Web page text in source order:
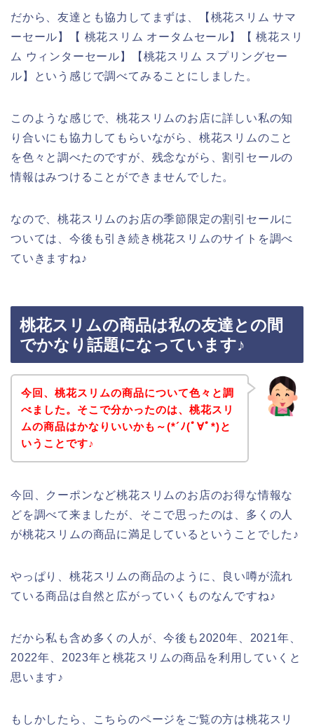
だから、友達とも協力してまずは、【桃花スリム サマ
ーセール】【 桃花スリム オータムセール】【 桃花スリ
ム ウィンターセール】【桃花スリム スプリングセー
ル】という感じで調べてみることにしました。
このような感じで、桃花スリムのお店に詳しい私の知
り合いにも協力してもらいながら、桃花スリムのこと
を色々と調べたのですが、残念ながら、割引セールの
情報はみつけることができませんでした。
なので、桃花スリムのお店の季節限定の割引セールに
ついては、今後も引き続き桃花スリムのサイトを調べ
ていきますね♪
桃花スリムの商品は私の友達との間
でかなり話題になっています♪
今回、桃花スリムの商品について色々と調
べました。そこで分かったのは、桃花スリ
ムの商品はかなりいいかも～(*´ﾉ(ﾟ∀ﾟ*)と
いうことです♪
今回、クーポンなど桃花スリムのお店のお得な情報な
どを調べて来ましたが、そこで思ったのは、多くの人
が桃花スリムの商品に満足しているということでした♪
やっぱり、桃花スリムの商品のように、良い噂が流れ
ている商品は自然と広がっていくものなんですね♪
だから私も含め多くの人が、今後も2020年、2021年、
2022年、2023年と桃花スリムの商品を利用していくと
思います♪
もしかしたら、こちらのページをご覧の方は桃花スリ